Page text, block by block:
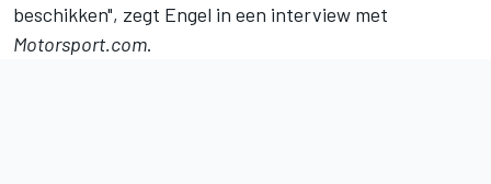
beschikken", zegt Engel in een interview met
Motorsport.com.